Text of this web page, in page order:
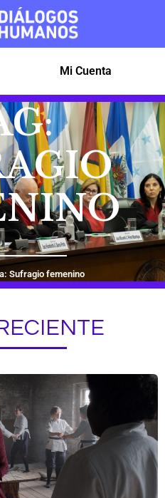
Mi Cuenta
Sufragio femenino